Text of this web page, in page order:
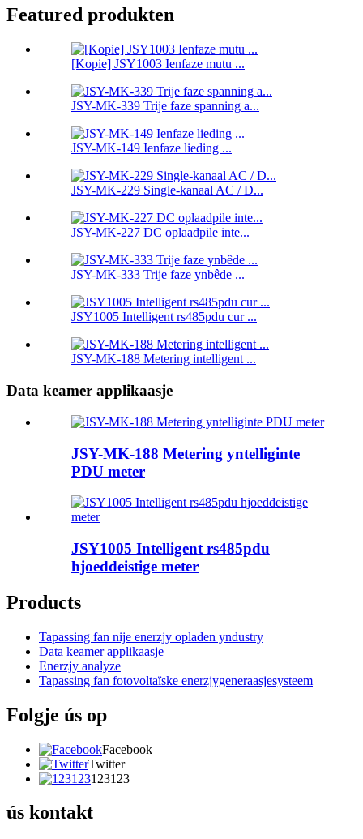
Featured produkten
[Kopie] JSY1003 Ienfaze mutu ...
JSY-MK-339 Trije faze spanning a...
JSY-MK-149 Ienfaze lieding ...
JSY-MK-229 Single-kanaal AC / D...
JSY-MK-227 DC oplaadpile inte...
JSY-MK-333 Trije faze ynbêde ...
JSY1005 Intelligent rs485pdu cur ...
JSY-MK-188 Metering intelligent ...
Data keamer applikaasje
JSY-MK-188 Metering yntelliginte
PDU meter
JSY1005 Intelligent rs485pdu
hjoeddeistige meter
Products
Tapassing fan nije enerzjy opladen yndustry
Data keamer applikaasje
Enerzjy analyze
Tapassing fan fotovoltaïske enerzjygeneraasjesysteem
Folgje ús op
Facebook
Twitter
123123
ús kontakt